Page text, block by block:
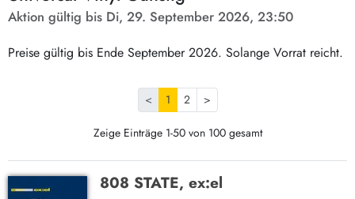
Aktion gültig bis Di, 29. September 2026, 23:50
Preise gültig bis Ende September 2026. Solange Vorrat reicht.
< 1 2 >
Zeige Einträge 1-50 von 100 gesamt
808 STATE, ex:el